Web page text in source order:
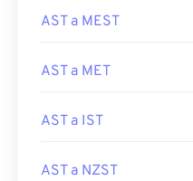
AST a MEST
AST a MET
AST a IST
AST a NZST